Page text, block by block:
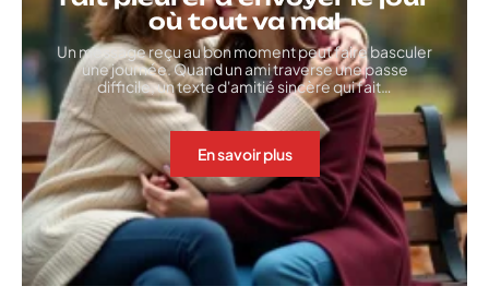
où tout va mal
Un message reçu au bon moment peut faire basculer
une journée. Quand un ami traverse une passe
difficile, un texte d'amitié sincère qui fait…
En savoir plus